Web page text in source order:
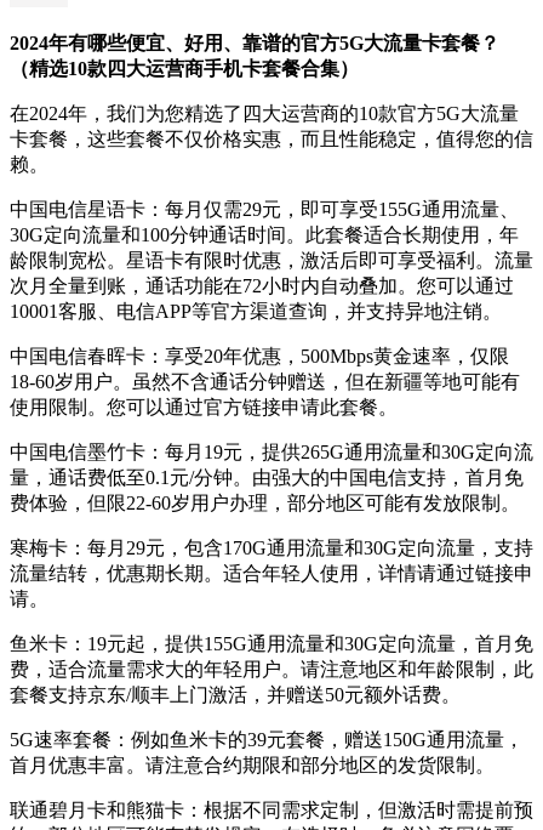
2024年有哪些便宜、好用、靠谱的官方5G大流量卡套餐？
（精选10款四大运营商手机卡套餐合集）
在2024年，我们为您精选了四大运营商的10款官方5G大流量
卡套餐，这些套餐不仅价格实惠，而且性能稳定，值得您的信
赖。
中国电信星语卡：每月仅需29元，即可享受155G通用流量、
30G定向流量和100分钟通话时间。此套餐适合长期使用，年
龄限制宽松。星语卡有限时优惠，激活后即可享受福利。流量
次月全量到账，通话功能在72小时内自动叠加。您可以通过
10001客服、电信APP等官方渠道查询，并支持异地注销。
中国电信春晖卡：享受20年优惠，500Mbps黄金速率，仅限
18-60岁用户。虽然不含通话分钟赠送，但在新疆等地可能有
使用限制。您可以通过官方链接申请此套餐。
中国电信墨竹卡：每月19元，提供265G通用流量和30G定向流
量，通话费低至0.1元/分钟。由强大的中国电信支持，首月免
费体验，但限22-60岁用户办理，部分地区可能有发放限制。
寒梅卡：每月29元，包含170G通用流量和30G定向流量，支持
流量结转，优惠期长期。适合年轻人使用，详情请通过链接申
请。
鱼米卡：19元起，提供155G通用流量和30G定向流量，首月免
费，适合流量需求大的年轻用户。请注意地区和年龄限制，此
套餐支持京东/顺丰上门激活，并赠送50元额外话费。
5G速率套餐：例如鱼米卡的39元套餐，赠送150G通用流量，
首月优惠丰富。请注意合约期限和部分地区的发货限制。
联通碧月卡和熊猫卡：根据不同需求定制，但激活时需提前预